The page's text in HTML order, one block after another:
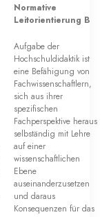
Normative
Leitorientierung B
Aufgabe der
Hochschuldidaktik ist
eine Befähigung von
Fachwissenschaftlern,
sich aus ihrer
spezifischen
Fachperspektive heraus
selbständig mit Lehre
auf einer
wissenschaftlichen
Ebene
auseinanderzusetzen
und daraus
Konsequenzen für das